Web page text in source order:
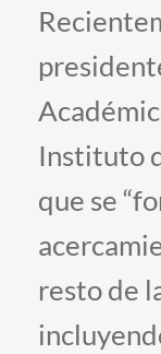
Vinculación con
Admisión
Pregrado
Estudiantes
Académicos
Instituto
que se
resto de